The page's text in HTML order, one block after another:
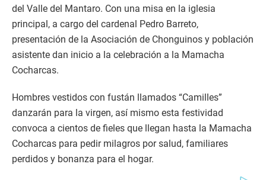
del Valle del Mantaro. Con una misa en la iglesia
principal, a cargo del cardenal Pedro Barreto,
presentación de la Asociación de Chonguinos y población
asistente dan inicio a la celebración a la Mamacha
Cocharcas.
Hombres vestidos con fustán llamados “Camilles”
danzarán para la virgen, así mismo esta festividad
convoca a cientos de fieles que llegan hasta la Mamacha
Cocharcas para pedir milagros por salud, familiares
perdidos y bonanza para el hogar.